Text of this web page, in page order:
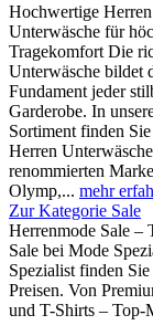
Hochwertige Herren
Unterwäsche für
Tragekomfort Die
Unterwäsche bildet
Fundament jeder
Garderobe. In
Sortiment finden
Herren
renommierten
Olymp,... mehr
Zur Kategorie Sale
Herrenmode Sale –
Sale bei Mode
Spezialist finden
Preisen. Von
und T-Shirts –